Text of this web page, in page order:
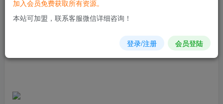
您当前未登录！建议登陆后购买，可保存购买订单
加入会员免费获取所有资源。
本站可加盟，联系客服微信详细咨询！
登录/注册 会员登陆